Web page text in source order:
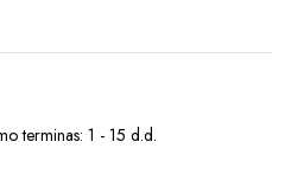
terminas: 1 - 15 d.d.